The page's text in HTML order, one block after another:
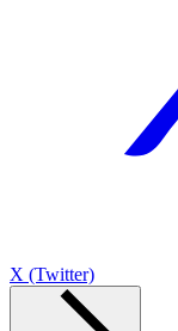
X (Twitter)